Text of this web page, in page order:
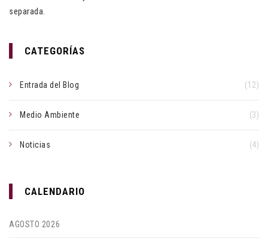
separada.
CATEGORÍAS
Entrada del Blog (12)
Medio Ambiente (3)
Noticias (4)
CALENDARIO
AGOSTO 2026